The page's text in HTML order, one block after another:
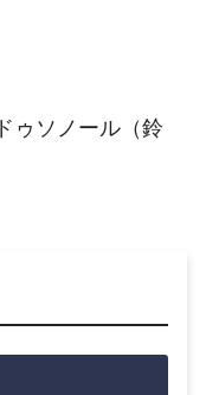
ゥソノール（鈴